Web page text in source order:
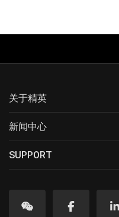
关于精英
新闻中心
SUPPORT